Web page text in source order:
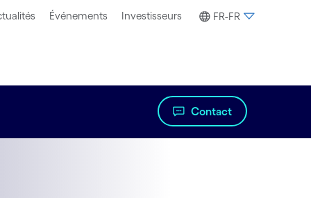
Événements Investisseurs FR-FR
Contact